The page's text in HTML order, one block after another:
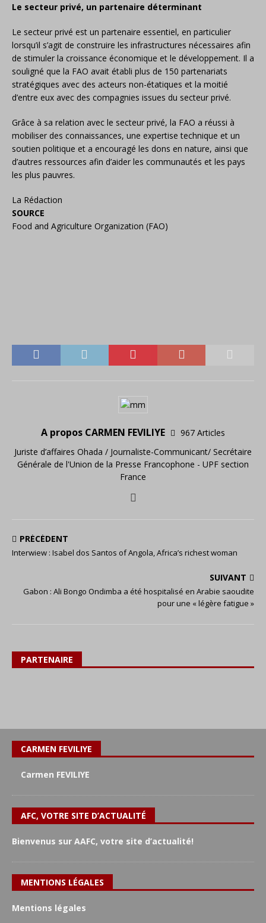
Le secteur privé, un partenaire déterminant
Le secteur privé est un partenaire essentiel, en particulier
lorsqu’il s’agit de construire les infrastructures nécessaires afin
de stimuler la croissance économique et le développement. Il a
souligné que la FAO avait établi plus de 150 partenariats
stratégiques avec des acteurs non-étatiques et la moitié
d’entre eux avec des compagnies issues du secteur privé.
Grâce à sa relation avec le secteur privé, la FAO a réussi à
mobiliser des connaissances, une expertise technique et un
soutien politique et a encouragé les dons en nature, ainsi que
d’autres ressources afin d’aider les communautés et les pays
les plus pauvres.
La Rédaction
SOURCE
Food and Agriculture Organization (FAO)
A propos CARMEN FEVILIYE
967 Articles
Juriste d’affaires Ohada / Journaliste-Communicant/ Secrétaire
Générale de l'Union de la Presse Francophone - UPF section
France
PRÉCÉDENT
Interwiew : Isabel dos Santos of Angola, Africa’s richest woman
SUIVANT
Gabon : Ali Bongo Ondimba a été hospitalisé en Arabie saoudite
pour une « légère fatigue »
PARTENAIRE
CARMEN FEVILIYE
Carmen FEVILIYE
AFC, VOTRE SITE D’ACTUALITÉ
Bienvenus sur AAFC, votre site d’actualité!
MENTIONS LÉGALES
Mentions légales